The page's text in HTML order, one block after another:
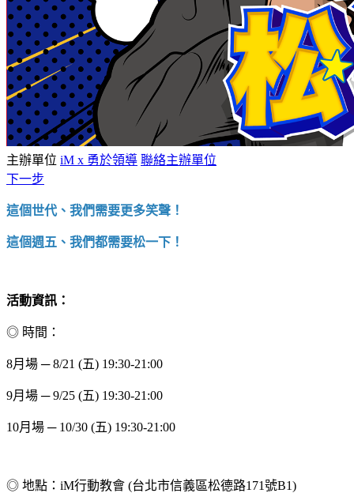
主辦單位 iM x 勇於領導 聯絡主辦單位
下一步
這個世代、我們需要更多笑聲！
這個週五、我們都需要松一下！
活動資訊：
◎ 時間：
8月場 ─ 8/21 (五) 19:30-21:00
9月場 ─ 9/25 (五) 19:30-21:00
10月場 ─ 10/30 (五) 19:30-21:00
◎ 地點：iM行動教會 (台北市信義區松德路171號B1)